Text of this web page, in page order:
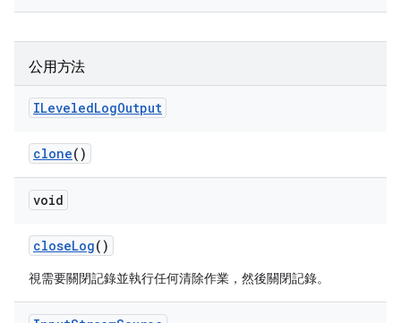
公用方法
ILeveledLogOutput
clone()
void
closeLog()
視需要關閉記錄並執行任何清除作業，然後關閉記錄。